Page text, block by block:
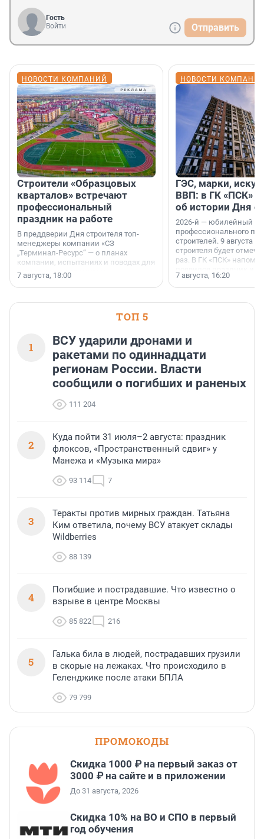
Гость
Войти
Отправить
НОВОСТИ КОМПАНИЙ
Строители «Образцовых
кварталов» встречают
профессиональный
праздник на работе
В преддверии Дня строителя топ-
менеджеры компании «СЗ
„Терминал-Ресурс“ — о планах
компании, испытаниях и поводах для
осторожного оптимизма.
7 августа, 18:00
НОВОСТИ
ГЭС, марки,
ВВП: в ГК «ПСК»
об истории Дня
2026-й — юбилейный
профессионального
строителей. 9 августа
строителя будет
раз. В ГК «ПСК»
поменялась роль
7 августа, 16:20
ТОП 5
1
ВСУ ударили дронами и
ракетами по одиннадцати
регионам России. Власти
сообщили о погибших и раненых
111 204
2
Куда пойти 31 июля–2 августа: праздник
флоксов, «Пространственный сдвиг» у
Манежа и «Музыка мира»
93 114 7
3
Теракты против мирных граждан. Татьяна
Ким ответила, почему ВСУ атакует склады
Wildberries
88 139
4
Погибшие и пострадавшие. Что известно о
взрыве в центре Москвы
85 822 216
5
Галька била в людей, пострадавших грузили
в скорые на лежаках. Что происходило в
Геленджике после атаки БПЛА
79 799
ПРОМОКОДЫ
Скидка 1000 ₽ на первый заказ от
3000 ₽ на сайте и в приложении
До 31 августа, 2026
Скидка 10% на ВО и СПО в первый
год обучения